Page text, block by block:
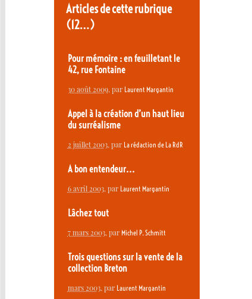
Articles de cette rubrique
(12…)
Pour mémoire : en feuilletant le
42, rue Fontaine
30 août 2009, par Laurent Margantin
Appel à la création d’un haut lieu
du surréalisme
2 juillet 2003, par La rédaction de La RdR
A bon entendeur...
6 avril 2003, par Laurent Margantin
Lâchez tout
7 mars 2003, par Michel P. Schmitt
Trois questions sur la vente de la
collection Breton
mars 2003, par Laurent Margantin